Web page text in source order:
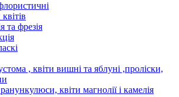
та фрезія
, квіти вишні та яблуні ,проліски,
квіти магнолії і камелія